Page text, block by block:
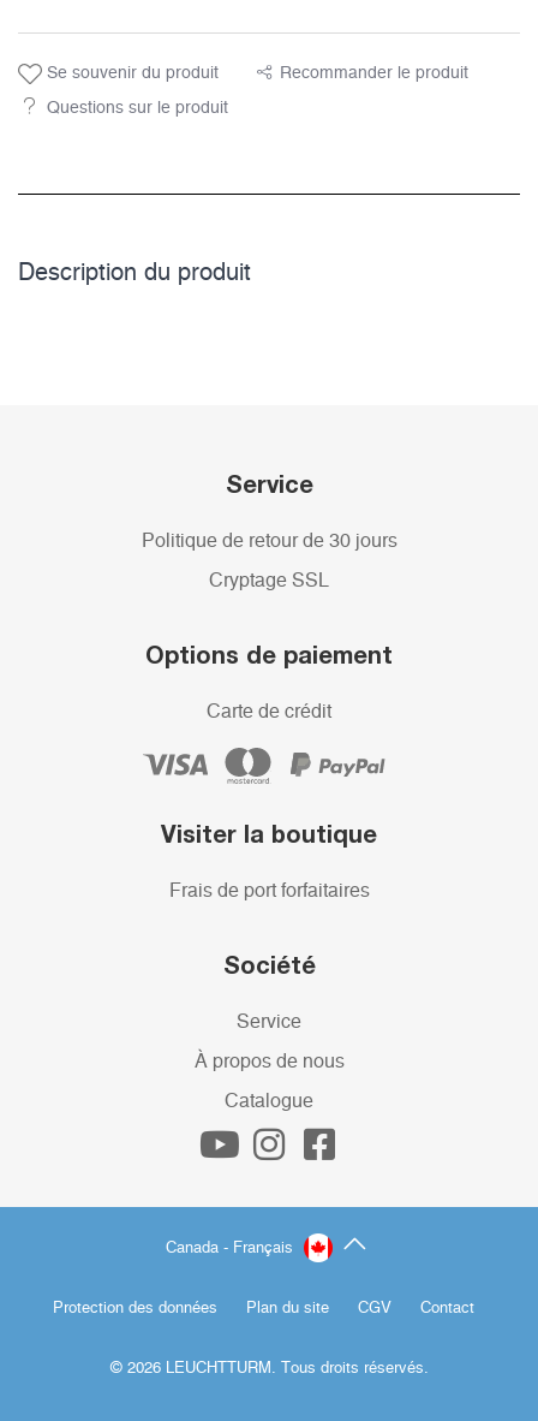
Se souvenir du produit Recommander le produit
Questions sur le produit
Description du­ produit
Service
Politique de retour de 30 jours
Cryptage SSL
Options de paiement
Carte de crédit
Visiter la boutique
Frais de port forfaitaires
Société
Service
À propos de nous
Catalogue
Canada - Français
Protection des données Plan du site CGV Contact
© 2026 LEUCHTTURM. Tous droits réservés.